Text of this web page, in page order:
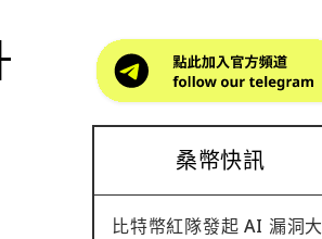
桑幣快訊
比特幣紅隊發起 AI 漏洞大